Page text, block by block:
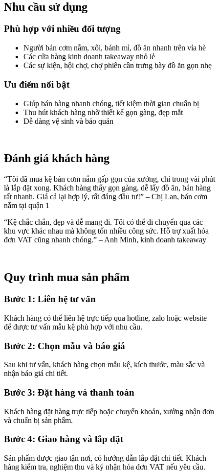
Nhu cầu sử dụng
Phù hợp với nhiều đối tượng
Người bán cơm nắm, xôi, bánh mì, đồ ăn nhanh trên vỉa hè
Các cửa hàng kinh doanh takeaway nhỏ lẻ
Các sự kiện, hội chợ, chợ phiên cần trưng bày đồ ăn gọn nhẹ
Ưu điểm nổi bật
Giúp bán hàng nhanh chóng, tiết kiệm thời gian chuẩn bị
Thu hút khách hàng nhờ thiết kế gọn gàng, đẹp mắt
Dễ dàng vệ sinh và bảo quản
Đánh giá khách hàng
“Tôi đã mua kệ bán cơm nắm gấp gọn của xưởng, chỉ trong vài phút
là lắp đặt xong. Khách hàng thấy gọn gàng, dễ lấy đồ ăn, bán hàng
rất nhanh. Giá cả lại hợp lý, rất đáng đầu tư!” – Chị Lan, bán cơm
nắm tại quận 1
“Kệ chắc chắn, đẹp và dễ mang đi. Tôi có thể di chuyển qua các
khu vực khác nhau mà không tốn nhiều công sức. Hỗ trợ xuất hóa
đơn VAT cũng nhanh chóng.” – Anh Minh, kinh doanh takeaway
Quy trình mua sản phẩm
Bước 1: Liên hệ tư vấn
Khách hàng có thể liên hệ trực tiếp qua hotline, zalo hoặc website
để được tư vấn mẫu kệ phù hợp với nhu cầu.
Bước 2: Chọn mẫu và báo giá
Sau khi tư vấn, khách hàng chọn mẫu kệ, kích thước, màu sắc và
nhận báo giá chi tiết.
Bước 3: Đặt hàng và thanh toán
Khách hàng đặt hàng trực tiếp hoặc chuyển khoản, xưởng nhận đơn
và chuẩn bị sản phẩm.
Bước 4: Giao hàng và lắp đặt
Sản phẩm được giao tận nơi, có hướng dẫn lắp đặt chi tiết. Khách
hàng kiểm tra, nghiệm thu và ký nhận hóa đơn VAT nếu yêu cầu.